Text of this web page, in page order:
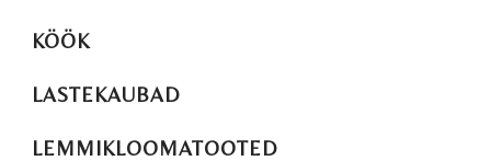
KÖÖK
LASTEKAUBAD
LEMMIKLOOMATOOTED